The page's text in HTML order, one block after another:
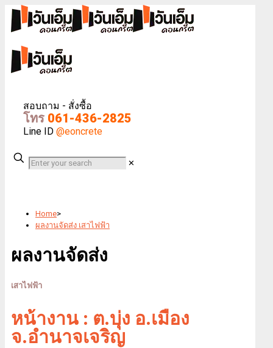
สอบถาม - สั่งซื้อ
โทร 061-436-2825
Line ID @eoncrete
✕
Home>
ผลงานจัดส่ง เสาไฟฟ้า
ผลงานจัดส่ง
เสาไฟฟ้า
หน้างาน : ต.บุ่ง อ.เมือง
จ.อำนาจเจริญ